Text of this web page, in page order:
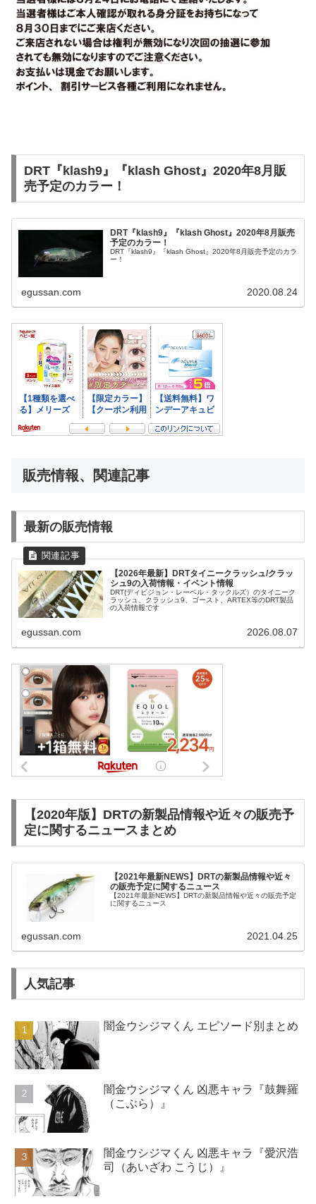
DRT『klash9』『klash Ghost』2020年8月販
売予定のカラー！
DRT『klash9』『klash Ghost』2020年8月販売
予定のカラー！
DRT『klash9』『klash Ghost』2020年8月販売予定のカラ
ー！
egussan.com 2020.08.24
販売情報、関連記事
最新の販売情報
【2026年最新】DRTタイニークラッシュ/クラッ
シュ9の入荷情報・イベント情報
DRT(ディビジョン・レーベル・タックルズ）のタイニーク
ラッシュ、クラッシュ9、ゴースト、ARTEX等のDRT製品
の入荷情報です
egussan.com 2026.08.07
【2020年版】DRTの新製品情報や近々の販売予
定に関するニュースまとめ
【2021年最新NEWS】DRTの新製品情報や近々
の販売予定に関するニュース
【2021年最新NEWS】DRTの新製品情報や近々の販売予定
に関するニュース
egussan.com 2021.04.25
人気記事
闇金ウシジマくん エピソード別まとめ
闇金ウシジマくん 凶悪キャラ『鼓舞羅
（こぶら）』
闇金ウシジマくん 凶悪キャラ『愛沢浩
司（あいざわ こうじ）』